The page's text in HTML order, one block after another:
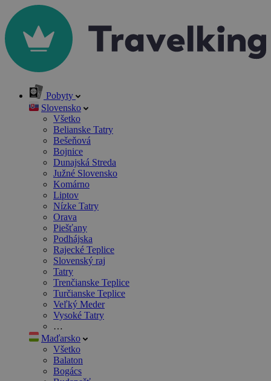
Pobyty
Slovensko
Všetko
Belianske Tatry
Bešeňová
Bojnice
Dunajská Streda
Južné Slovensko
Komárno
Liptov
Nízke Tatry
Orava
Piešťany
Podhájska
Rajecké Teplice
Slovenský raj
Tatry
Trenčianske Teplice
Turčianske Teplice
Veľký Meder
Vysoké Tatry
…
Maďarsko
Všetko
Balaton
Bogács